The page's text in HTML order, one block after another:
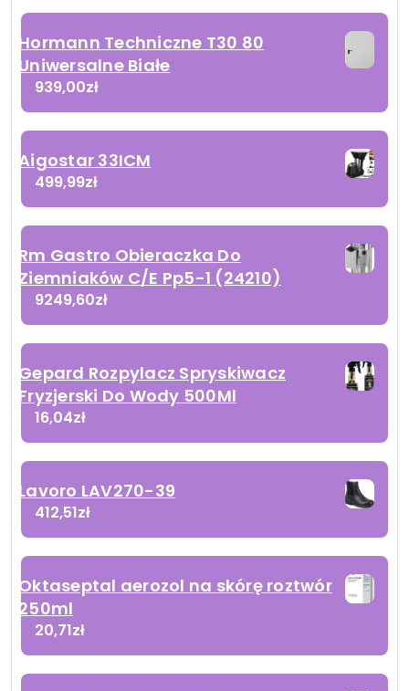
Hormann Techniczne T30 80
Uniwersalne Białe
939,00zł
Aigostar 33ICM
499,99zł
Rm Gastro Obieraczka Do
Ziemniaków C/E Pp5-1 (24210)
9249,60zł
Gepard Rozpylacz Spryskiwacz
Fryzjerski Do Wody 500Ml
16,04zł
Lavoro LAV270-39
412,51zł
Oktaseptal aerozol na skórę roztwór
250ml
20,71zł